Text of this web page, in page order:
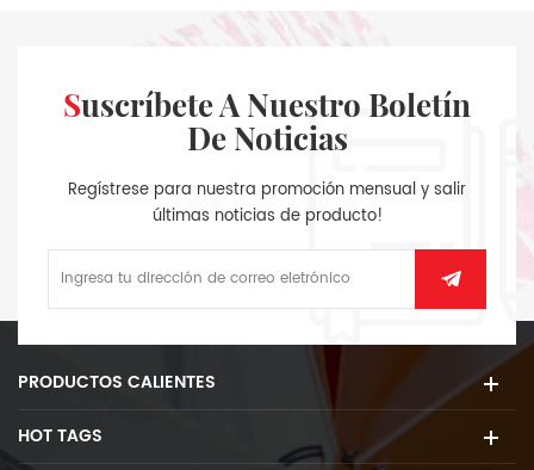
Suscríbete A Nuestro Boletín
De Noticias
Regístrese para nuestra promoción mensual y salir
últimas noticias de producto!
PRODUCTOS CALIENTES
HOT TAGS